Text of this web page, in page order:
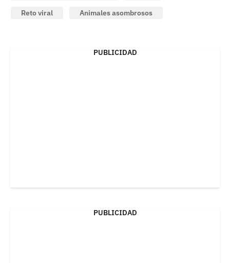
Reto viral
Animales asombrosos
PUBLICIDAD
PUBLICIDAD